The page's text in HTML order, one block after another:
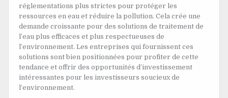
réglementations plus strictes pour protéger les
ressources en eau et réduire la pollution. Cela crée une
demande croissante pour des solutions de traitement de
l’eau plus efficaces et plus respectueuses de
l’environnement. Les entreprises qui fournissent ces
solutions sont bien positionnées pour profiter de cette
tendance et offrir des opportunités d’investissement
intéressantes pour les investisseurs soucieux de
l’environnement.